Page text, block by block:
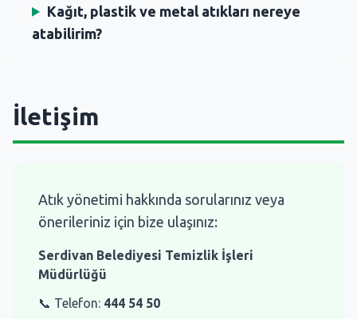
Kağıt, plastik ve metal atıkları nereye
atabilirim?
İletişim
Atık yönetimi hakkında sorularınız veya
önerileriniz için bize ulaşınız:
Serdivan Belediyesi Temizlik İşleri
Müdürlüğü
📞 Telefon: 444 54 50